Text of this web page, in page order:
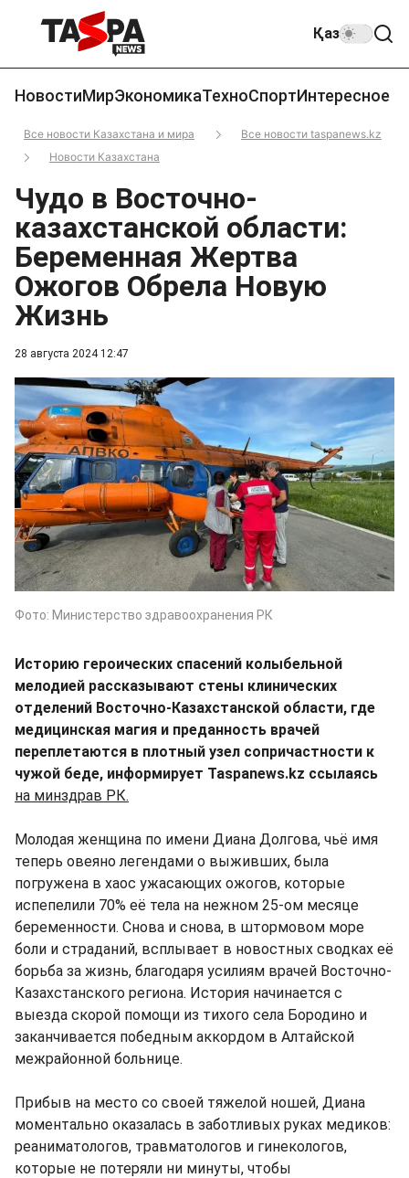
Қаз
НовостиМирЭкономикаТехноСпортИнтересное
Все новости Казахстана и мира
Все новости taspanews.kz
Новости Казахстана
28 августа 2024 12:47
Чудо в Восточно-
казахстанской области:
Беременная Жертва
Ожогов Обрела Новую
Жизнь
Фото: Министерство здравоохранения РК
Историю героических спасений колыбельной
мелодией рассказывают стены клинических
отделений Восточно-Казахстанской области, где
медицинская магия и преданность врачей
переплетаются в плотный узел сопричастности к
чужой беде, информирует Taspanews.kz ссылаясь
на минздрав РК.
Молодая женщина по имени Диана Долгова, чьё имя
теперь овеяно легендами о выживших, была
погружена в хаос ужасающих ожогов, которые
испепелили 70% её тела на нежном 25-ом месяце
беременности. Снова и снова, в штормовом море
боли и страданий, всплывает в новостных сводках её
борьба за жизнь, благодаря усилиям врачей Восточно-
Казахстанского региона. История начинается с
выезда скорой помощи из тихого села Бородино и
заканчивается победным аккордом в Алтайской
межрайонной больнице.
Прибыв на место со своей тяжелой ношей, Диана
моментально оказалась в заботливых руках медиков:
реаниматологов, травматологов и гинекологов,
которые не потеряли ни минуты, чтобы